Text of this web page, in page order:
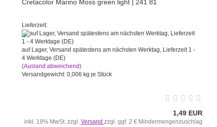
Cretacolor Marino Moss green light | 241 81
Lieferzeit:
auf Lager, Versand spätestens am nächsten Werktag, Lieferzeit 1 -
4 Werktage (DE)
(Ausland abweichend)
Versandgewicht: 0,006 kg je Stück
1,49 EUR
inkl. 19% MwSt. zzgl. Versand zzgl. ggf. 2 € Mindermengenzuschlag